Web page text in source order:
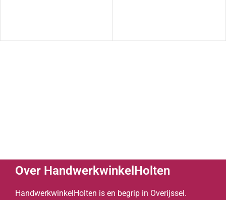
Over HandwerkwinkelHolten
HandwerkwinkelHolten is en begrip in Overijssel.